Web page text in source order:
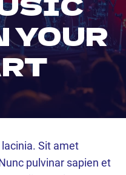
YOUR
Sit amet
pulvinar sapien et